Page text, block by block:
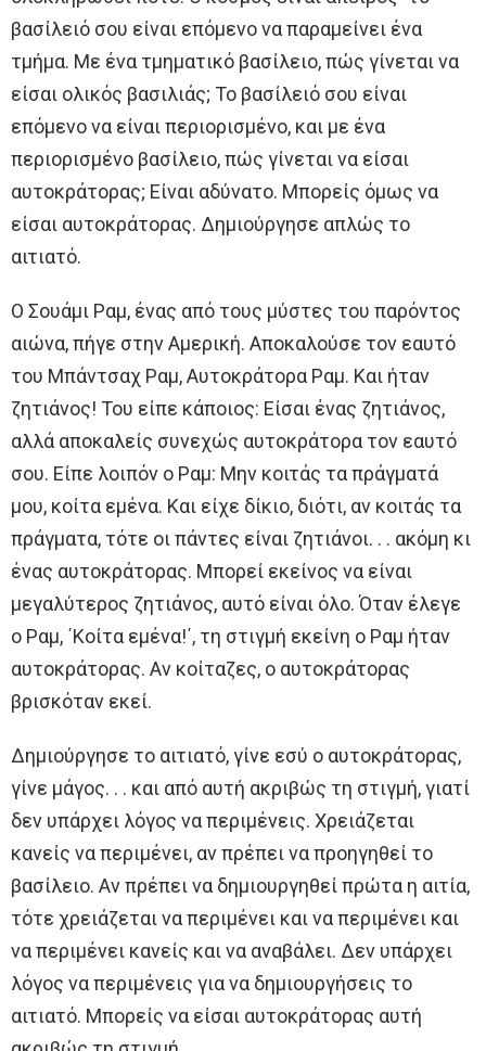
βασίλειό σου είναι επόμενο να παραμείνει ένα
τμήμα. Με ένα τμηματικό βασίλειο, πώς γίνεται να
είσαι ολικός βασιλιάς; Το βασίλειό σου είναι
επόμενο να είναι περιορισμένο, και με ένα
περιορισμένο βασίλειο, πώς γίνεται να είσαι
αυτοκράτορας; Είναι αδύνατο. Μπορείς όμως να
είσαι αυτοκράτορας. Δημιούργησε απλώς το
αιτιατό.
Ο Σουάμι Ραμ, ένας από τους μύστες του παρόντος
αιώνα, πήγε στην Αμερική. Αποκαλούσε τον εαυτό
του Μπάντσαχ Ραμ, Αυτοκράτορα Ραμ. Και ήταν
ζητιάνος! Του είπε κάποιος: Είσαι ένας ζητιάνος,
αλλά αποκαλείς συνεχώς αυτοκράτορα τον εαυτό
σου. Είπε λοιπόν ο Ραμ: Μην κοιτάς τα πράγματά
μου, κοίτα εμένα. Και είχε δίκιο, διότι, αν κοιτάς τα
πράγματα, τότε οι πάντες είναι ζητιάνοι. . . ακόμη κι
ένας αυτοκράτορας. Μπορεί εκείνος να είναι
μεγαλύτερος ζητιάνος, αυτό είναι όλο. Όταν έλεγε
ο Ραμ, ΄Κοίτα εμένα!΄, τη στιγμή εκείνη ο Ραμ ήταν
αυτοκράτορας. Αν κοίταζες, ο αυτοκράτορας
βρισκόταν εκεί.
Δημιούργησε το αιτιατό, γίνε εσύ ο αυτοκράτορας,
γίνε μάγος. . . και από αυτή ακριβώς τη στιγμή, γιατί
δεν υπάρχει λόγος να περιμένεις. Χρειάζεται
κανείς να περιμένει, αν πρέπει να προηγηθεί το
βασίλειο. Αν πρέπει να δημιουργηθεί πρώτα η αιτία,
τότε χρειάζεται να περιμένει και να περιμένει και
να περιμένει κανείς και να αναβάλει. Δεν υπάρχει
λόγος να περιμένεις για να δημιουργήσεις το
αιτιατό. Μπορείς να είσαι αυτοκράτορας αυτή